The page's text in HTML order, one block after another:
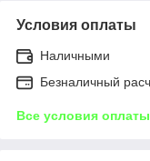
Условия оплаты
Наличными
Безналичный
Все условия оплаты